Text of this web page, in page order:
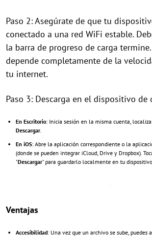
Paso 2: Asegúrate de que tu
conectado a una red WiFi estable.
la barra de progreso de carga
depende completamente de la
tu internet.
Paso 3: Descarga en el dispositivo de
En Escritorio: Inicia sesión en la misma cuenta,
Descargar.
En iOS: Abre la aplicación correspondiente o la
(donde se pueden integrar iCloud, Drive y Dropbox).
"Descargar" para guardarlo localmente en tu
Ventajas
Accesibilidad: Una vez que un archivo se sube, puedes